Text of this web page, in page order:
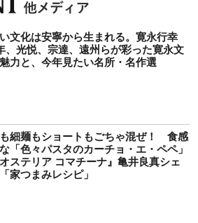
文化は安寧から生まれる。寛永行幸
、光悦、宗達、遠州らが彩った寛永文
力と、今年見たい名所・名作選
細麺もショートもごちゃ混ぜ！ 食感
「色々パスタのカーチョ・エ・ペペ」
ステリア コマチーナ』亀井良真シェ
家つまみレシピ」